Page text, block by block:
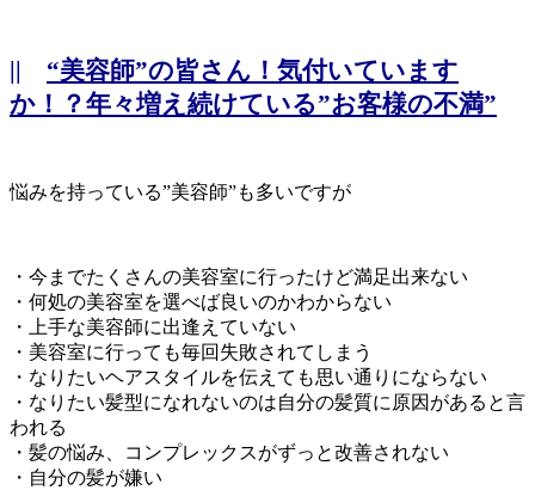
|| “美容師”の皆さん！気付いています
か！？年々増え続けている”お客様の不満”
悩みを持っている”美容師”も多いですが
・今までたくさんの美容室に行ったけど満足出来ない
・何処の美容室を選べば良いのかわからない
・上手な美容師に出逢えていない
・美容室に行っても毎回失敗されてしまう
・なりたいヘアスタイルを伝えても思い通りにならない
・なりたい髪型になれないのは自分の髪質に原因があると言
われる
・髪の悩み、コンプレックスがずっと改善されない
・自分の髪が嫌い